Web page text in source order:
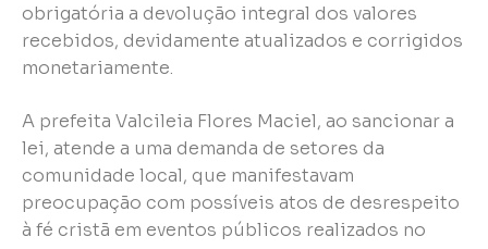
obrigatória a devolução integral dos valores
recebidos, devidamente atualizados e corrigidos
monetariamente.
A prefeita Valcileia Flores Maciel, ao sancionar a
lei, atende a uma demanda de setores da
comunidade local, que manifestavam
preocupação com possíveis atos de desrespeito
à fé cristã em eventos públicos realizados no